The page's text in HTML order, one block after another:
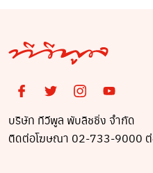
บริษัท ทีวีพูล พับลิชชิ่ง จำกัด
ติดต่อโฆษณา 02-733-9000